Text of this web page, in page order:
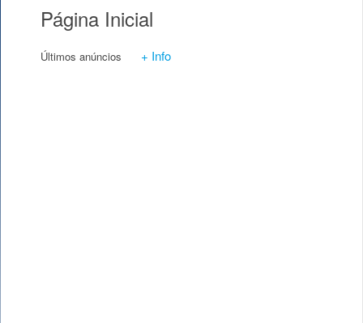
Página Inicial
Últimos anúncios + Info